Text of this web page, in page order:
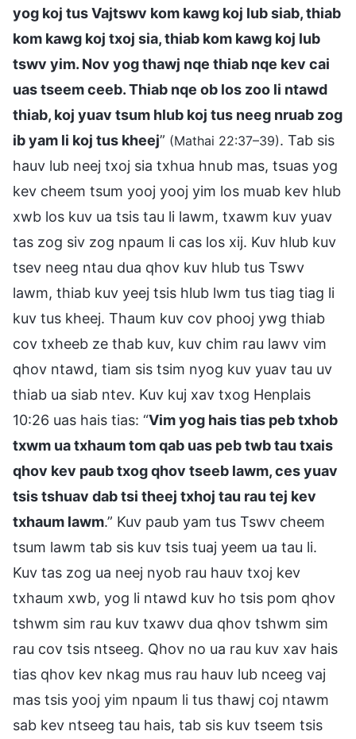
yog koj tus Vajtswv kom kawg koj lub siab, thiab
kom kawg koj txoj sia, thiab kom kawg koj lub
tswv yim. Nov yog thawj nqe thiab nqe kev cai
uas tseem ceeb. Thiab nqe ob los zoo li ntawd
thiab, koj yuav tsum hlub koj tus neeg nruab zog
ib yam li koj tus kheej” (Mathai 22:37–39). Tab sis
hauv lub neej txoj sia txhua hnub mas, tsuas yog
kev cheem tsum yooj yooj yim los muab kev hlub
xwb los kuv ua tsis tau li lawm, txawm kuv yuav
tas zog siv zog npaum li cas los xij. Kuv hlub kuv
tsev neeg ntau dua qhov kuv hlub tus Tswv
lawm, thiab kuv yeej tsis hlub lwm tus tiag tiag li
kuv tus kheej. Thaum kuv cov phooj ywg thiab
cov txheeb ze thab kuv, kuv chim rau lawv vim
qhov ntawd, tiam sis tsim nyog kuv yuav tau uv
thiab ua siab ntev. Kuv kuj xav txog Henplais
10:26 uas hais tias: “Vim yog hais tias peb txhob
txwm ua txhaum tom qab uas peb twb tau txais
qhov kev paub txog qhov tseeb lawm, ces yuav
tsis tshuav dab tsi theej txhoj tau rau tej kev
txhaum lawm.” Kuv paub yam tus Tswv cheem
tsum lawm tab sis kuv tsis tuaj yeem ua tau li.
Kuv tas zog ua neej nyob rau hauv txoj kev
txhaum xwb, yog li ntawd kuv ho tsis pom qhov
tshwm sim rau kuv txawv dua qhov tshwm sim
rau cov tsis ntseeg. Qhov no ua rau kuv xav hais
tias qhov kev nkag mus rau hauv lub nceeg vaj
mas tsis yooj yim npaum li tus thawj coj ntawm
sab kev ntseeg tau hais, tab sis kuv tseem tsis